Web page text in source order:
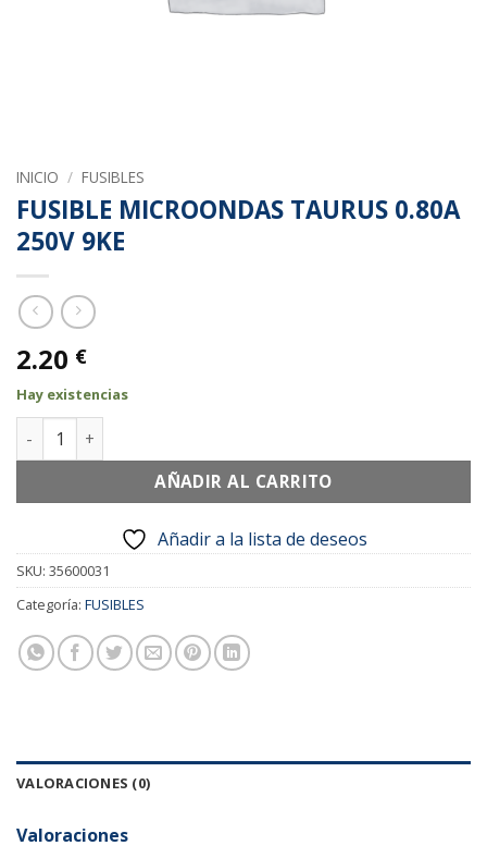
INICIO / FUSIBLES
FUSIBLE MICROONDAS TAURUS 0.80A
250V 9KE
2.20 €
Hay existencias
FUSIBLE MICROONDAS TAURUS 0.80A 250V 9KE cantidad
AÑADIR AL CARRITO
Añadir a la lista de deseos
SKU: 35600031
Categoría: FUSIBLES
VALORACIONES (0)
Valoraciones